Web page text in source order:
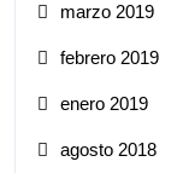
marzo 2019
febrero 2019
enero 2019
agosto 2018